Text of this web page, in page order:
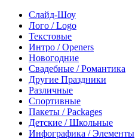
Слайд-Шоу
Лого / Logo
Текстовые
Интро / Openers
Новогодние
Свадебные / Романтика
Другие Праздники
Различные
Спортивные
Пакеты / Packages
Детские / Школьные
Инфографика / Элементы